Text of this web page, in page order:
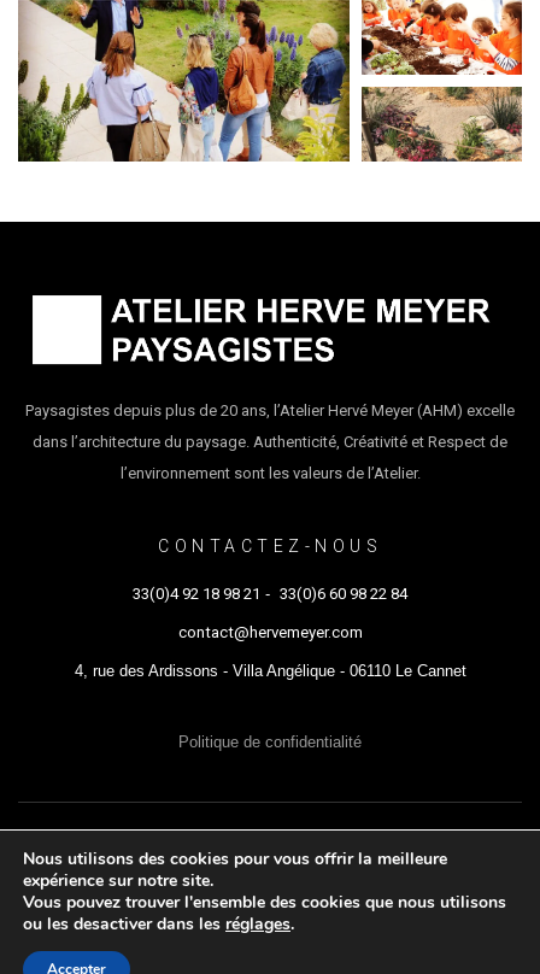
Paysagistes depuis plus de 20 ans, l’Atelier Hervé Meyer (AHM) excelle
dans l’architecture du paysage. Authenticité, Créativité et Respect de
l’environnement sont les valeurs de l’Atelier.
CONTACTEZ-NOUS
33(0)4 92 18 98 21 - 33(0)6 60 98 22 84
contact@hervemeyer.com
4, rue des Ardissons - Villa Angélique - 06110 Le Cannet
Politique de confidentialité
ATELIER HERVÉ MEYER © 2021 - Tous droits réservés
Nous utilisons des cookies pour vous offrir la meilleure
expérience sur notre site.
Vous pouvez trouver l'ensemble des cookies que nous utilisons
ou les desactiver dans les réglages.
Accepter